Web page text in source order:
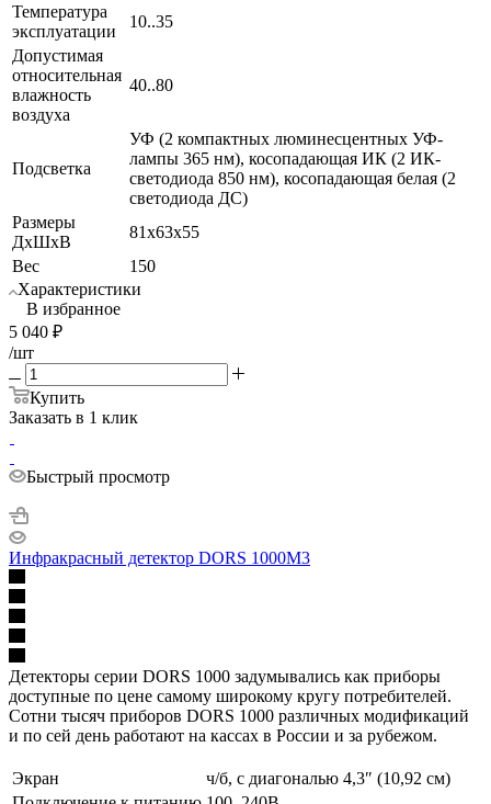
Температура
эксплуатации
10..35
Допустимая
относительная
влажность
воздуха
40..80
Подсветка
УФ (2 компактных люминесцентных УФ-
лампы 365 нм), косопадающая ИК (2 ИК-
светодиода 850 нм), косопадающая белая (2
светодиода ДС)
Размеры
ДхШхВ
81х63х55
Вес
150
Характеристики
В избранное
5 040 ₽
/шт
Купить
Заказать в 1 клик
Быстрый просмотр
Инфракрасный детектор DORS 1000M3
Детекторы серии DORS 1000 задумывались как приборы
доступные по цене самому широкому кругу потребителей.
Сотни тысяч приборов DORS 1000 различных модификаций
и по сей день работают на кассах в России и за рубежом.
Экран
ч/б, с диагональю 4,3″ (10,92 см)